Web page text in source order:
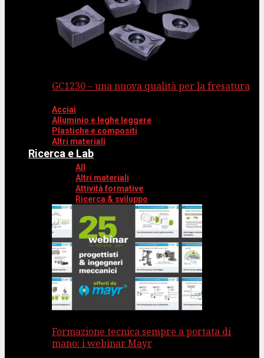
GC1230 – una nuova qualità per la fresatura
Acciai
Alluminio e leghe leggere
Plastiche e compositi
Altri materiali
Ricerca e Lab
All
Altri materiali
Attività formative
Ricerca & sviluppo
Formazione tecnica sempre a portata di
mano: i webinar Mayr